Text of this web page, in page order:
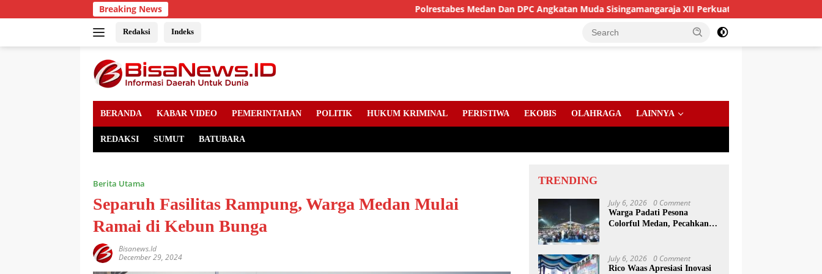
to
Breaking News Polrestabes Medan Dan DPC Angkatan Muda Sisingamangaraja XII Perkuat Sinergitas Jaga Kamtibmas
Redaksi Indeks
BERANDA KABAR VIDEO PEMERINTAHAN POLITIK HUKUM KRIMINAL PERISTIWA EKOBIS OLAHRAGA LAINNYA
REDAKSI SUMUT BATUBARA
Berita Utama
Separuh Fasilitas Rampung, Warga Medan Mulai
Ramai di Kebun Bunga
Bisanews.id
December 29, 2024
TRENDING
July 6, 2026 0 Comment
Warga Padati Pesona
Colorful Medan, Pecahkan
July 6, 2026 0 Comment
Rico Waas Apresiasi Inovasi